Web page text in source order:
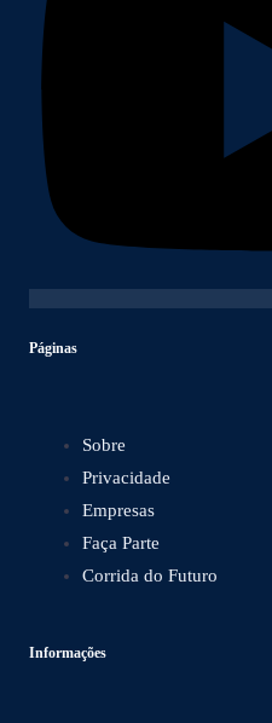
Páginas
Sobre
Privacidade
Empresas
Faça Parte
Corrida do Futuro
Informações